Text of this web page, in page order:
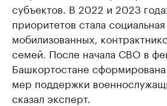
субъектов. В 2022 и 2023
приоритетов стала
мобилизованных,
семей. После начала СВО в
Башкортостане
мер поддержки
сказал эксперт.